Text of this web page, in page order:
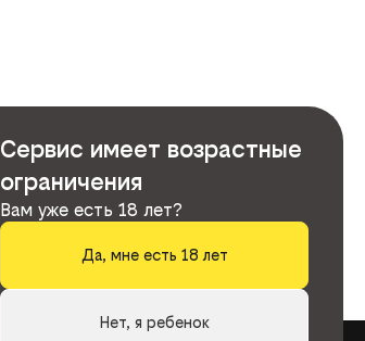
Сервис имеет возрастные
ограничения
Вам уже есть 18 лет?
Да, мне есть 18 лет
Нет, я ребенок